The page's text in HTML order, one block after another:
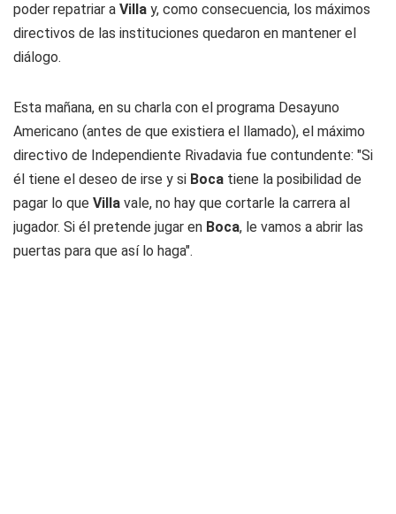
poder repatriar a Villa y, como consecuencia, los máximos
directivos de las instituciones quedaron en mantener el
diálogo.
Esta mañana, en su charla con el programa Desayuno
Americano (antes de que existiera el llamado), el máximo
directivo de Independiente Rivadavia fue contundente: "Si
él tiene el deseo de irse y si Boca tiene la posibilidad de
pagar lo que Villa vale, no hay que cortarle la carrera al
jugador. Si él pretende jugar en Boca, le vamos a abrir las
puertas para que así lo haga".